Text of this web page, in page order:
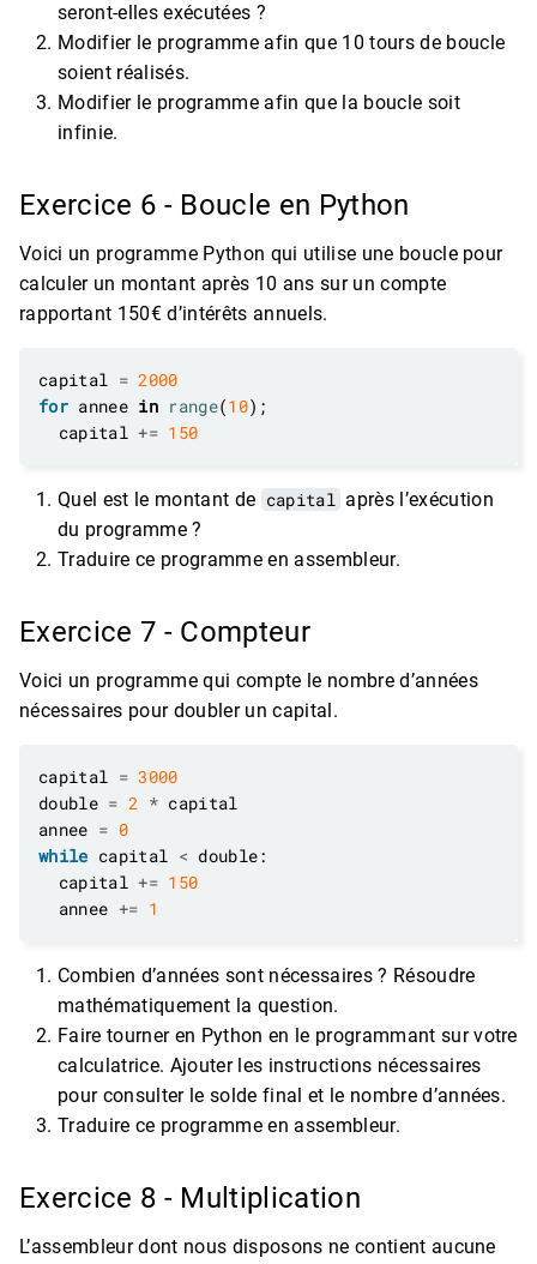
seront-elles exécutées ?
Modifier le programme afin que 10 tours de boucle
soient réalisés.
Modifier le programme afin que la boucle soit
infinie.
Exercice 6 - Boucle en Python
Voici un programme Python qui utilise une boucle pour
calculer un montant après 10 ans sur un compte
rapportant 150€ d’intérêts annuels.
capital = 2000
for annee in range(10
  capital
+= 150
Quel est le montant de capital après l’exécution
du programme ?
Traduire ce programme en assembleur.
Exercice 7 - Compteur
Voici un programme qui compte le nombre d’années
nécessaires pour doubler un capital.
capital = 3000
double = 2 *
annee = 0
while capital <
  capital
+= 150
  annee
+= 1
Combien d’années sont nécessaires ? Résoudre
mathématiquement la question.
Faire tourner en Python en le programmant sur votre
calculatrice. Ajouter les instructions nécessaires
pour consulter le solde final et le nombre d’années.
Traduire ce programme en assembleur.
Exercice 8 - Multiplication
L’assembleur dont nous disposons ne contient aucune